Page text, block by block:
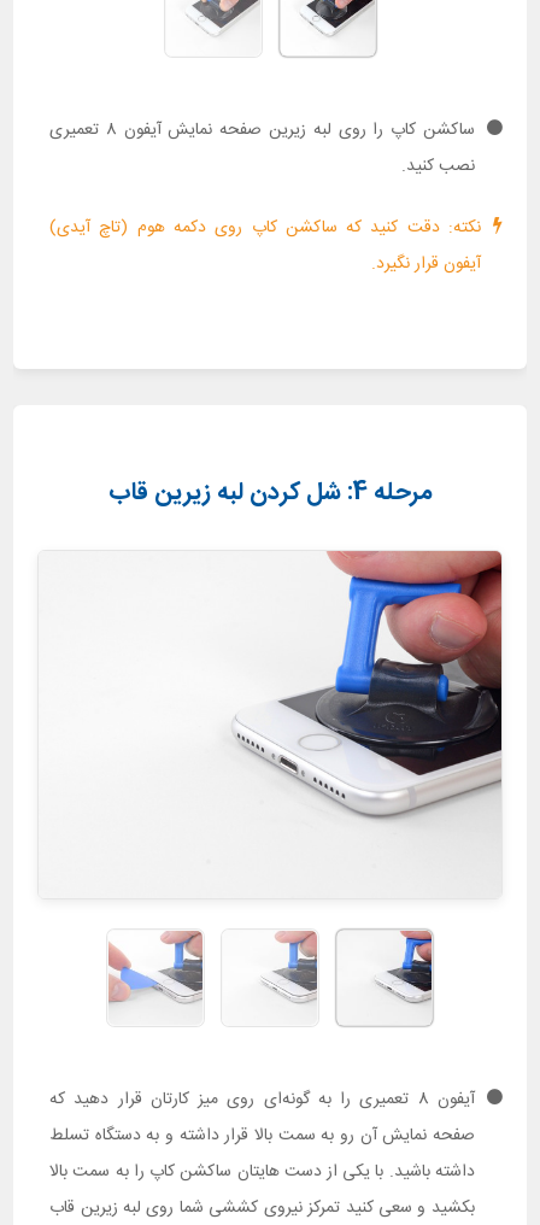
ساکشن کاپ را روی لبه زیرین صفحه نمایش آیفون 8 تعمیری
نصب کنید.
نکته: دقت کنید که ساکشن کاپ روی دکمه هوم (تاچ آیدی)
آیفون قرار نگیرد.
مرحله 4: شل کردن لبه زیرین قاب
آیفون 8 تعمیری را به گونه‌ای روی میز کارتان قرار دهید که
صفحه نمایش آن رو به سمت بالا قرار داشته و به دستگاه تسلط
داشته باشید. با یکی از دست هایتان ساکشن کاپ را به سمت بالا
بکشید و سعی کنید تمرکز نیروی کششی شما روی لبه زیرین قاب